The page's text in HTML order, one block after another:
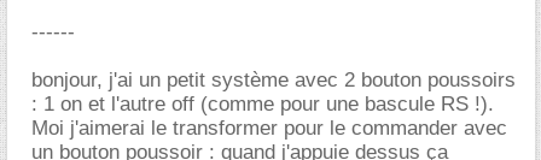
------
bonjour, j'ai un petit système avec 2 bouton poussoirs
: 1 on et l'autre off (comme pour une bascule RS !).
Moi j'aimerai le transformer pour le commander avec
un bouton poussoir : quand j'appuie dessus ça